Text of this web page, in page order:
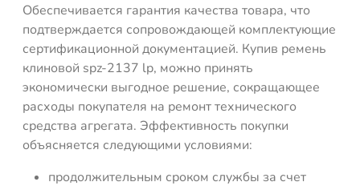
Обеспечивается гарантия качества товара, что
подтверждается сопровождающей комплектующие
сертификационной документацией. Купив ремень
клиновой spz-2137 lp, можно принять
экономически выгодное решение, сокращающее
расходы покупателя на ремонт технического
средства агрегата. Эффективность покупки
объясняется следующими условиями:
продолжительным сроком службы за счет